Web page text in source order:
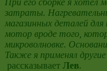
затраты.
магазинных деталей
мотор вроде того,
микроволновке.
Также я применял
рассказывает Лев.